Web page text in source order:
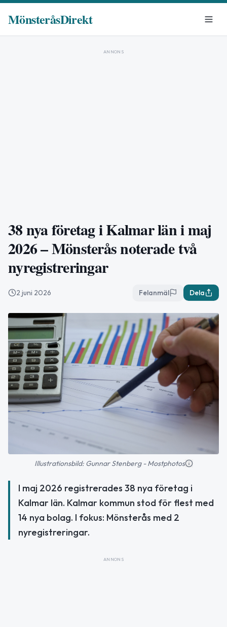
MönsteråsDirekt
ANNONS
38 nya företag i Kalmar län i maj
2026 – Mönsterås noterade två
nyregistreringar
2 juni 2026 Felanmäl Dela
Illustrationsbild: Gunnar Stenberg - Mostphotos
I maj 2026 registrerades 38 nya företag i
Kalmar län. Kalmar kommun stod för flest med
14 nya bolag. I fokus: Mönsterås med 2
nyregistreringar.
ANNONS